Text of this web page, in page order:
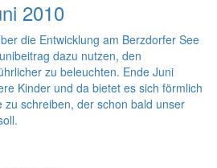
2010
die Entwicklung am Berzdorfer See
dazu nutzen, den
zu beleuchten. Ende Juni
Kinder und da bietet es sich förmlich
schreiben, der schon bald unser